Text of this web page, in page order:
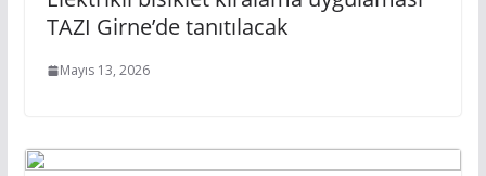
TAZI Girne’de tanıtılacak
Mayıs 13, 2026